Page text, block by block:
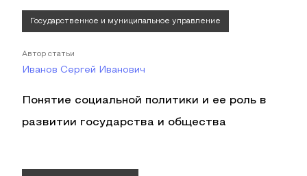
Государственное и муниципальное управление
Автор статьи
Иванов Сергей Иванович
Понятие социальной политики и ее роль в
развитии государства и общества